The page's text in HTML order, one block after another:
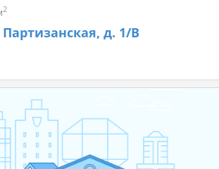
2
д. 1/В